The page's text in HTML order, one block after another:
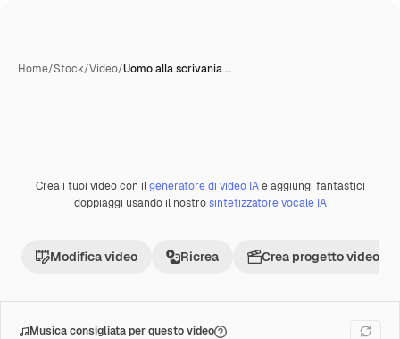
Home/Stock/Video/Uomo alla scrivania …
PremiumCreata con IA
Crea i tuoi video con ilgeneratore di video IAe aggiungi fantastici
doppiaggi usando il nostrosintetizzatore vocale IA
Modifica video Ricrea Crea progetto video
Musica consigliata per questo video